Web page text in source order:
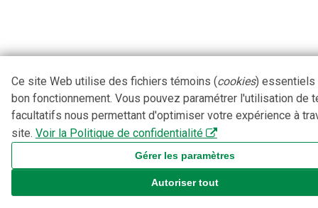
Ce site Web utilise des fichiers témoins (cookies) essentiels
bon fonctionnement. Vous pouvez paramétrer l'utilisation de
facultatifs nous permettant d'optimiser votre expérience à
site. Voir la Politique de confidentialité
Gérer les paramètres
Autoriser tout